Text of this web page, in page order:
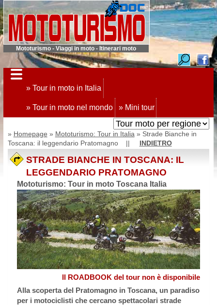
Mototurismo - Viaggi in moto - Itinerari moto
» Tour in moto in Italia
» Tour in moto nel mondo » Mini tour
» Homepage » Mototurismo: Tour in Italia » Strade Bianche in
Toscana: il leggendario Pratomagno || INDIETRO
STRADE BIANCHE IN TOSCANA: IL
LEGGENDARIO PRATOMAGNO
Mototurismo: Tour in moto Toscana Italia
Il ROADBOOK del tour non è disponibile
Alla scoperta del Pratomagno in Toscana, un paradiso
per i motociclisti che cercano spettacolari strade